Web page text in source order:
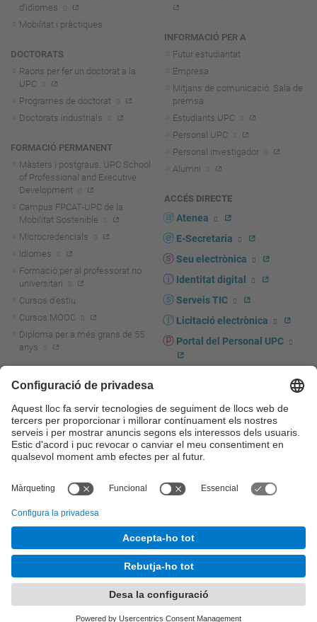
d'idiomes
Mobilitat i pràctiques
DOCTORATS
Raons per fer un doctorat a la
UPC
Programes de doctorat
Doctorats industrials
FORMACIÓ PERMANENT
Màsters i postgraus. UPC School
of Professional and Executive
Development
Campus FPCAT-UPC de la
Mobilitat Sostenible
Microcredencials
Idiomes
Formació per al professorat no
universitari
Cursos d'estiu
Cursos MOOC
Diploma per a més grans de 55
anys
Actualitat R+D+I
La recerca a la UPC
La transferència, l'emprenedoria i
la innovació a la UPC
Foment i suport a la recerca
transferència, l'emprenedoria i la
Serveis per a empreses
INFORMACIÓ PER A
Futur estudiantat
Empresa
Mitjans de comunicació. Sala de
premsa
Estudiants UPC
Personal UPC
Personal investigador
Alumni
ACCÉS DIRECTE
Atenea
E-Secretaria
Seu electrònica
Identitat digital
Serveis TIC
Licitació electrònica
Portal del Personal UPC
UPCshop, marxandatge
Sala de premsa
Seguretat i salut
Autoprotecció i emergències
© UPC Universitat Politècnica de Catalunya - BarcelonaTech
Accessibilitat
Configuració de privadesa